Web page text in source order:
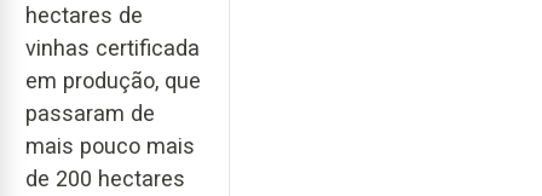
hectares de
vinhas certificada
em produção, que
passaram de
mais pouco mais
de 200 hectares